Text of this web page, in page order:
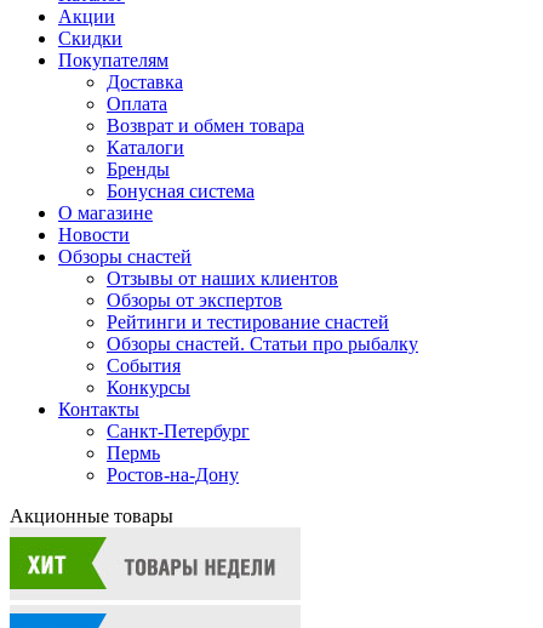
Акции
Скидки
Покупателям
Доставка
Оплата
Возврат и обмен товара
Каталоги
Бренды
Бонусная система
О магазине
Новости
Обзоры снастей
Отзывы от наших клиентов
Обзоры от экспертов
Рейтинги и тестирование снастей
Обзоры снастей. Статьи про рыбалку
События
Конкурсы
Контакты
Санкт-Петербург
Пермь
Ростов-на-Дону
Акционные товары